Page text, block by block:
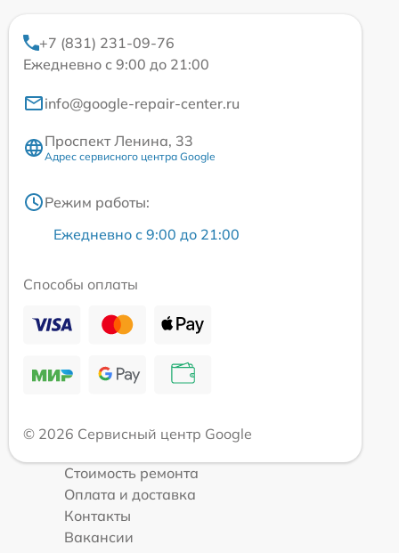
+7 (831) 231-09-76
Ежедневно с 9:00 до 21:00
info@google-repair-center.ru
Проспект Ленина, 33
Адрес сервисного центра Google
Режим работы:
Ежедневно с 9:00 до 21:00
Способы оплаты
© 2026 Сервисный центр Google
Стоимость ремонта
Оплата и доставка
Контакты
Вакансии